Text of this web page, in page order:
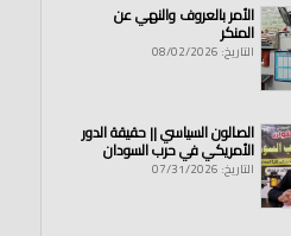
الأمر بالعروف والنهي عن
المنكر
التاريخ: 08/02/2026
الصالون السياسي || حقيقة الدور
الأمريكي في حرب السودان
التاريخ: 07/31/2026